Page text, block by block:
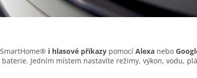
i hlasové příkazy pomocí Alexa nebo
Jedním místem nastavíte režimy, výkon, vodu,